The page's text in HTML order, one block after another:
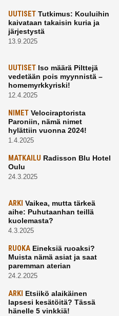
UUTISETTutkimus: Kouluihin
kaivataan takaisin kuria ja
järjestystä
13.9.2025
UUTISETIso määrä Pilttejä
vedetään pois myynnistä –
homemyrkkyriski!
12.4.2025
NIMETVelociraptorista
Paroniin, nämä nimet
hylättiin vuonna 2024!
1.4.2025
MATKAILU Radisson Blu Hotel
Oulu
24.3.2025
ARKI Vaikea, mutta tärkeä
aihe: Puhutaanhan teillä
kuolemasta?
4.3.2025
RUOKAEineksiä ruoaksi?
Muista nämä asiat ja saat
paremman aterian
24.2.2025
ARKI Etsiikö alaikäinen
lapsesi kesätöitä? Tässä
hänelle 5 vinkkiä!